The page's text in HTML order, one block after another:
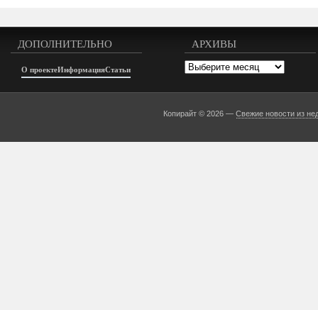
ДОПОЛНИТЕЛЬНО
О проектеИнформацияСтатьи
АРХИВЫ
Архивы
Копирайт © 2026 —Свежие новости из